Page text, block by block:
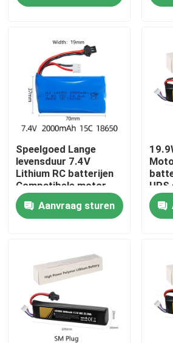
video's
Ongeveer ons
Fabrieksreis
Kwaliteitscontrole
Contacteer ons
Verzoek om een Citaat
Lithium Ion Battery Cells
Lithium-ijzerfosfaat batterijcel
Speelgoed Lange
levensduur 7.4V
Lithium RC batterijen
Compatibele motor
Start 2000mAh
Aanvraag sturen
UPS